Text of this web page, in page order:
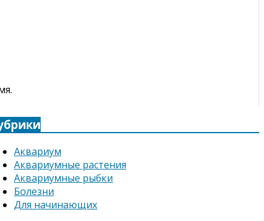
Аквариум
Аквариумные растения
Аквариумные рыбки
Болезни
Для начинающих